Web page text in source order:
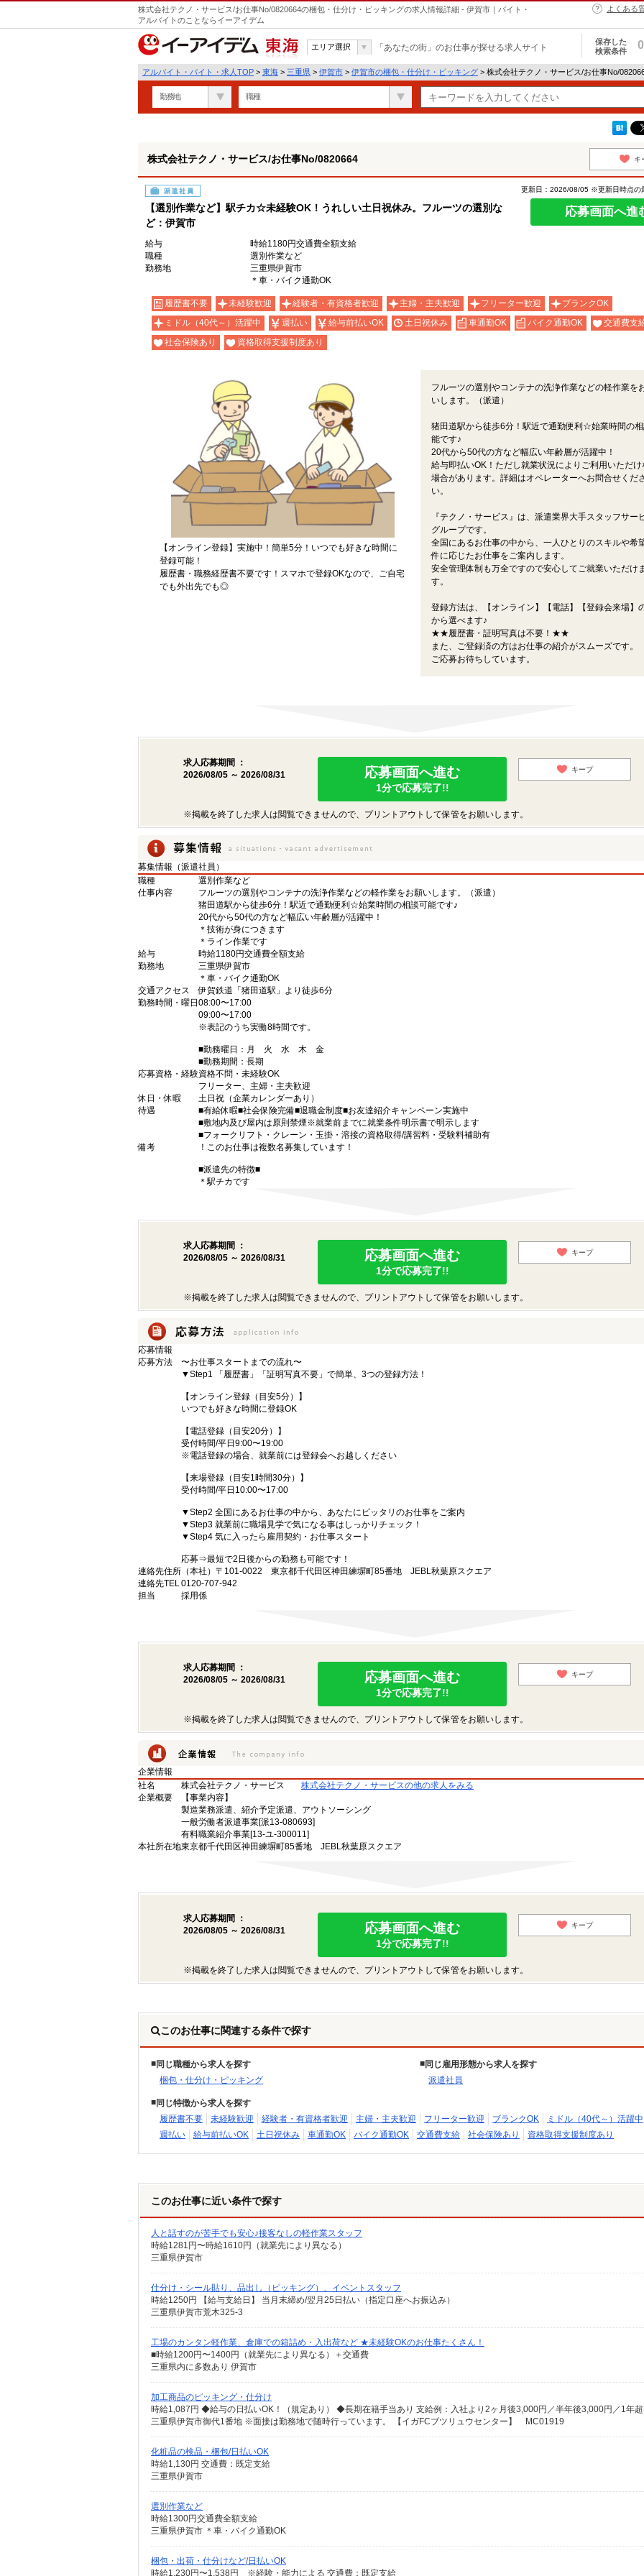
株式会社テクノ・サービス/お仕事No/0820664の梱包・仕分け・ピッキングの求人情報詳細 - 伊賀市｜バイト・
アルバイトのことならイーアイデム
よくある
東海
エリア選択 「あなたの街」のお仕事が探せる求人サイト
保存した
検索条件
0
アルバイト・バイト・求人TOP > 東海 > 三重県 > 伊賀市 > 伊賀市の梱包・仕分け・ピッキング > 株式会社テクノ・サービス/お仕事No/
勤務地 職種
株式会社テクノ・サービス/お仕事No/0820664 キ
派遣社員
【選別作業など】駅チカ☆未経験OK！うれしい土日祝休み。フルーツの選別な
ど：伊賀市
更新日：2026/08/05 ※更新日時点の
応募画面へ進
給与
時給1180円交通費全額支給
職種
選別作業など
勤務地
三重県伊賀市
＊車・バイク通勤OK
履歴書不要 未経験歓迎 経験者・有資格者歓迎 主婦・主夫歓迎 フリーター歓迎
ブランクOK
ミドル（40代～）活躍中
週払い 給与前払いOK 土日祝休み 車通勤OK バイク通勤OK
交通費支
社会保険あり
資格取得支援制度あり
【オンライン登録】実施中！簡単5分！いつでも好きな時間に
登録可能！
履歴書・職務経歴書不要です！スマホで登録OKなので、ご自宅
でも外出先でも◎
フルーツの選別やコンテナの洗浄作業などの軽作業を
いします。（派遣）
猪田道駅から徒歩6分！駅近で通勤便利☆始業時間の
能です♪
20代から50代の方など幅広い年齢層が活躍中！
給与即払いOK！ただし就業状況によりご利用いただけ
場合があります。詳細はオペレーターへお問合せくだ
い。
『テクノ・サービス』は、派遣業界大手スタッフサー
グループです。
全国にあるお仕事の中から、一人ひとりのスキルや希
件に応じたお仕事をご案内します。
安全管理体制も万全ですので安心してご就業いただけま
す。
登録方法は、【オンライン】【電話】【登録会来場】
から選べます♪
★★履歴書・証明写真は不要！★★
また、ご登録済の方はお仕事の紹介がスムーズです。
ご応募お待ちしています。
求人応募期間 ：
2026/08/05 ～ 2026/08/31
応募画面へ進む
1分で応募完了!!
キープ
※掲載を終了した求人は閲覧できませんので、プリントアウトして保管をお願いします。
募集情報（派遣社員）
職種
選別作業など
仕事内容
フルーツの選別やコンテナの洗浄作業などの軽作業をお願いします。（派遣）
猪田道駅から徒歩6分！駅近で通勤便利☆始業時間の相談可能です♪
20代から50代の方など幅広い年齢層が活躍中！
＊技術が身につきます
＊ライン作業です
給与
時給1180円交通費全額支給
勤務地
三重県伊賀市
＊車・バイク通勤OK
交通アクセス
伊賀鉄道「猪田道駅」より徒歩6分
勤務時間・曜日 08:00〜17:00
09:00〜17:00
※表記のうち実働8時間です。
■勤務曜日：月 火 水 木 金
■勤務期間：長期
応募資格・経験資格不問・未経験OK
フリーター、主婦・主夫歓迎
休日・休暇
土日祝（企業カレンダーあり）
待遇
■有給休暇■社会保険完備■退職金制度■お友達紹介キャンペーン実施中
■敷地内及び屋内は原則禁煙※就業前までに就業条件明示書で明示します
■フォークリフト・クレーン・玉掛・溶接の資格取得/講習料・受験料補助有
備考
！このお仕事は複数名募集しています！
■派遣先の特徴■
＊駅チカです
求人応募期間 ：
2026/08/05 ～ 2026/08/31
応募画面へ進む
1分で応募完了!!
キープ
※掲載を終了した求人は閲覧できませんので、プリントアウトして保管をお願いします。
応募情報
応募方法
〜お仕事スタートまでの流れ〜
▼Step1 「履歴書」「証明写真不要」で簡単、3つの登録方法！
【オンライン登録（目安5分）】
いつでも好きな時間に登録OK
【電話登録（目安20分）】
受付時間/平日9:00〜19:00
※電話登録の場合、就業前には登録会へお越しください
【来場登録（目安1時間30分）】
受付時間/平日10:00〜17:00
▼Step2 全国にあるお仕事の中から、あなたにピッタリのお仕事をご案内
▼Step3 就業前に職場見学で気になる事はしっかりチェック！
▼Step4 気に入ったら雇用契約・お仕事スタート
応募⇒最短で2日後からの勤務も可能です！
連絡先住所 （本社）〒101-0022 東京都千代田区神田練塀町85番地 JEBL秋葉原スクエア
連絡先TEL0120-707-942
担当
採用係
求人応募期間 ：
2026/08/05 ～ 2026/08/31
応募画面へ進む
1分で応募完了!!
キープ
※掲載を終了した求人は閲覧できませんので、プリントアウトして保管をお願いします。
企業情報
社名
株式会社テクノ・サービス
株式会社テクノ・サービスの他の求人をみる
企業概要
【事業内容】
製造業務派遣、紹介予定派遣、アウトソーシング
一般労働者派遣事業[派13-080693]
有料職業紹介事業[13-ユ-300011]
本社所在地東京都千代田区神田練塀町85番地 JEBL秋葉原スクエア
求人応募期間 ：
2026/08/05 ～ 2026/08/31
応募画面へ進む
1分で応募完了!!
キープ
※掲載を終了した求人は閲覧できませんので、プリントアウトして保管をお願いします。
このお仕事に関連する条件で探す
同じ職種から求人を探す
梱包・仕分け・ピッキング
同じ雇用形態から求人を探す
派遣社員
同じ特徴から求人を探す
履歴書不要
未経験歓迎 経験者・有資格者歓迎 主婦・主夫歓迎 フリーター歓迎 ブランクOK
ミドル（40代～）活躍中
週払い
給与前払いOK 土日祝休み 車通勤OK バイク通勤OK 交通費支給 社会保険あり 資格取得支援制度あり
このお仕事に近い条件で探す
人と話すのが苦手でも安心♪接客なしの軽作業スタッフ
時給1281円〜時給1610円（就業先により異なる）
三重県伊賀市
仕分け・シール貼り、品出し（ピッキング）、イベントスタッフ
時給1250円 【給与支給日】 当月末締め/翌月25日払い（指定口座へお振込み）
三重県伊賀市荒木325-3
工場のカンタン軽作業、倉庫での箱詰め・入出荷など ★未経験OKのお仕事たくさん！
■時給1200円〜1400円（就業先により異なる）＋交通費
三重県内に多数あり 伊賀市
加工商品のピッキング・仕分け
三重県伊賀市御代1番地 ※面接は勤務地で随時行っています。 【イガFCブツリュウセンター】 MC01919
化粧品の検品・梱包/日払いOK
時給1,130円 交通費：既定支給
三重県伊賀市
選別作業など
時給1300円交通費全額支給
三重県伊賀市 ＊車・バイク通勤OK
梱包・出荷・仕分けなど/日払いOK
時給1,230円〜1,538円 ※経験・能力による 交通費：既定支給